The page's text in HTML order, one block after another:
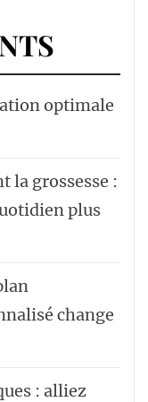
optimale
la grossesse :
plus
change
: alliez